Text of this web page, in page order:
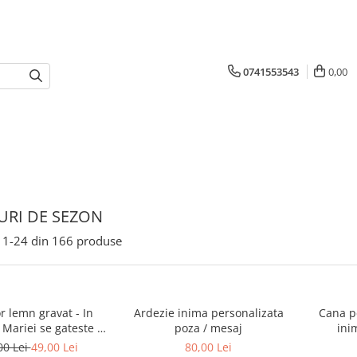
0741553543 0,00
DE SEZON
1-24 din 166 produse
lemn gravat - In
se gateste cu
dragoste
Lei49,00 Lei
Ardezie inima personalizata
poza / mesaj
80,00 Lei
Cana